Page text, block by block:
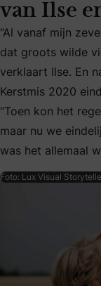
van Ilse
“Al vanaf mijn
“Al vanaf mijn
dat groots wilde
verklaart Ilse. En
Kerstmis 2020
“Toen kon het
maar nu we
was het allemaal
Foto: Lux Visual